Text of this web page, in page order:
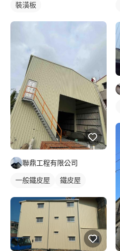
裝潢板
聯鼎工程有限公司
一般鐵皮屋
鐵皮屋